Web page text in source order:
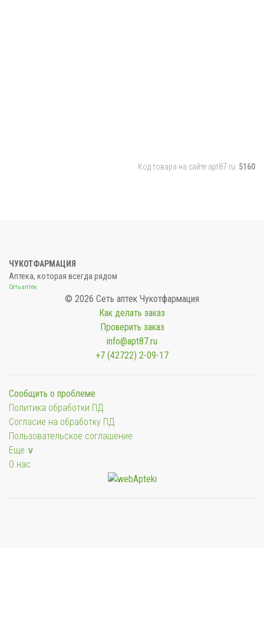
Код товара на сайте apt87.ru: 5160
ЧУКОТФАРМАЦИЯ
Аптека, которая всегда рядом
Сеть аптек
© 2026 Сеть аптек Чукотфармация
Как делать заказ
Проверить заказ
info@apt87.ru
+7 (42722) 2-09-17
Сообщить о проблеме
Политика обработки ПД
Согласие на обработку ПД
Пользовательское соглашение
Еще ∨
О нас